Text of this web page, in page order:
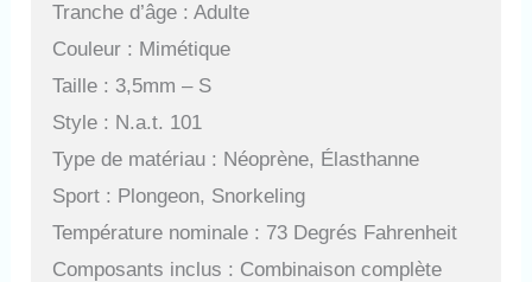
Tranche d’âge : Adulte
Couleur : Mimétique
Taille : 3,5mm – S
Style : N.a.t. 101
Type de matériau : Néoprène, Élasthanne
Sport : Plongeon, Snorkeling
Température nominale : 73 Degrés Fahrenheit
Composants inclus : Combinaison complète